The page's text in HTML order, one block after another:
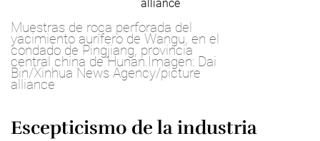
Muestras de roca perforada del
yacimiento aurífero de Wangu, en el
condado de Pingjiang, provincia
central china de Hunan.Imagen: Dai
Bin/Xinhua News Agency/picture
alliance
Escepticismo de la industria